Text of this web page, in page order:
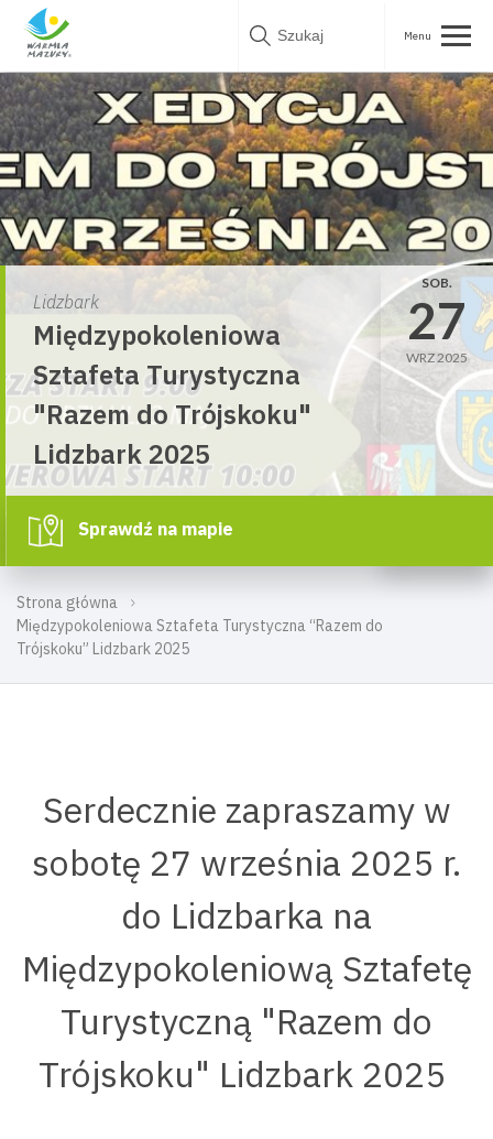
Skip
Strona główna
Międzypokoleniowa Sztafeta Turystyczna “Razem do
Trójskoku” Lidzbark 2025
Lidzbark
Międzypokoleniowa
Sztafeta Turystyczna
"Razem do Trójskoku"
Lidzbark 2025
SOB.
27
WRZ 2025
Sprawdź na mapie
Serdecznie zapraszamy w
sobotę 27 września 2025 r.
do Lidzbarka na
Międzypokoleniową Sztafetę
Turystyczną "Razem do
Trójskoku" Lidzbark 2025